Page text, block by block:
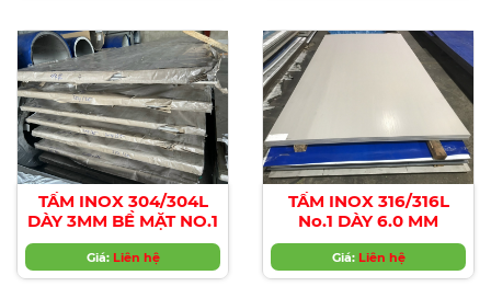
TẤM INOX 304/304L
DÀY 3MM BỀ MẶT NO.1
Giá: Liên hệ
TẤM INOX 316/316L
No.1 DÀY 6.0 MM
Giá: Liên hệ